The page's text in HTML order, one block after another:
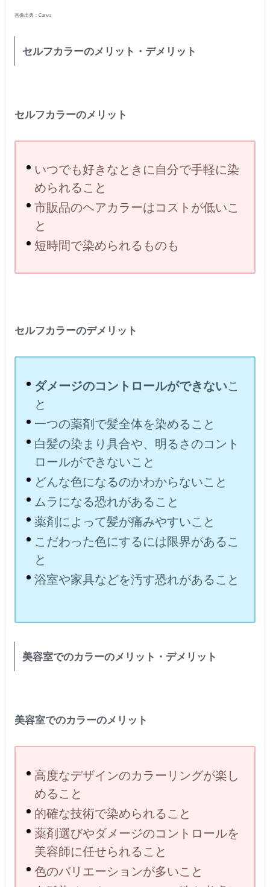
画像出典：Canva
セルフカラーのメリット・デメリット
セルフカラーのメリット
いつでも好きなときに自分で手軽に染
められること
市販品のヘアカラーはコストが低いこ
と
短時間で染められるものも
セルフカラーのデメリット
ダメージのコントロールができない こ
と
一つの薬剤で髪全体を染めること
白髪の染まり具合や、明るさのコント
ロールができないこと
どんな色になるのかわからないこと
ムラになる恐れがあること
薬剤によって髪が痛みやすいこと
こだわった色にするには限界があるこ
と
浴室や家具などを汚す恐れがあること
美容室でのカラーのメリット・デメリット
美容室でのカラーのメリット
高度なデザインのカラーリングが楽し
めること
的確な技術で染められること
薬剤選びやダメージのコントロールを
美容師に任せられること
色のバリエーションが多いこと